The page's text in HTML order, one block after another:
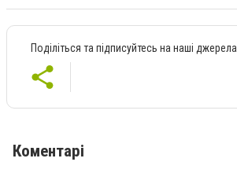
Поділіться та підписуйтесь на наші джерела
Коментарі